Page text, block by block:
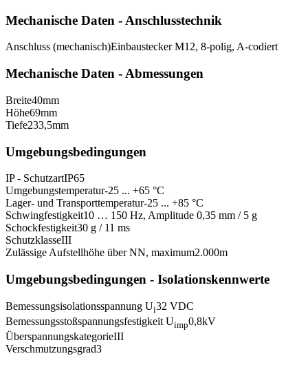
Mechanische Daten - Anschlusstechnik
Anschluss (mechanisch)Einbaustecker M12, 8-polig, A-codiert
Mechanische Daten - Abmessungen
Breite40mm
Höhe69mm
Tiefe233,5mm
Umgebungsbedingungen
IP - SchutzartIP65
Umgebungstemperatur-25 ... +65 °C
Lager- und Transporttemperatur-25 ... +85 °C
Schwingfestigkeit10 … 150 Hz, Amplitude 0,35 mm / 5 g
Schockfestigkeit30 g / 11 ms
SchutzklasseIII
Zulässige Aufstellhöhe über NN, maximum2.000m
Umgebungsbedingungen - Isolationskennwerte
Bemessungsisolationsspannung Ui32 VDC
Bemessungsstoßspannungsfestigkeit Uimp0,8kV
ÜberspannungskategorieIII
Verschmutzungsgrad3